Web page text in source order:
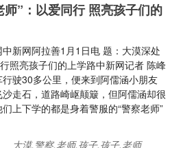
”：以爱同行 照亮孩子们的
新网阿拉善1月1日电 题：大漠深处
照亮孩子们的上学路中新网记者 陈峰
驶30多公里，便来到阿儒涵小朋友
走石，道路崎岖颠簸，但阿儒涵却很
上下学的都是身着警服的“警察老师”
大漠,警察,老师,孩子,孩子,老师